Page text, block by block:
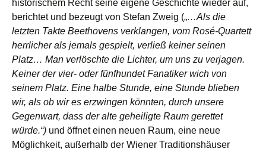
historischem Recht seine eigene Geschichte wieder auf,
berichtet und bezeugt von Stefan Zweig („…Als die
letzten Takte Beethovens verklangen, vom Rosé-Quartett
herrlicher als jemals gespielt, verließ keiner seinen
Platz… Man verlöschte die Lichter, um uns zu verjagen.
Keiner der vier- oder fünfhundet Fanatiker wich von
seinem Platz. Eine halbe Stunde, eine Stunde blieben
wir, als ob wir es erzwingen könnten, durch unsere
Gegenwart, dass der alte geheiligte Raum gerettet
würde.“) und öffnet einen neuen Raum, eine neue
Möglichkeit, außerhalb der Wiener Traditionshäuser